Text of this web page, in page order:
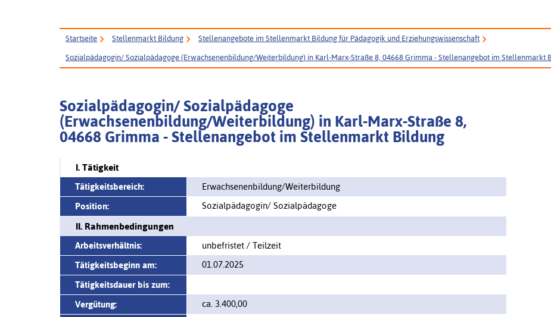
Startseite Stellenmarkt Bildung Stellenangebote im Stellenmarkt Bildung für Pädagogik und Erziehungswissenschaft
Sozialpädagogin/ Sozialpädagoge (Erwachsenenbildung/Weiterbildung) in Karl-Marx-Straße 8, 04668 Grimma - Stellenangebot im Stellenmarkt
Sozialpädagogin/ Sozialpädagoge
(Erwachsenenbildung/Weiterbildung) in Karl-Marx-Straße 8,
04668 Grimma - Stellenangebot im Stellenmarkt Bildung
I. Tätigkeit
Tätigkeitsbereich:
Erwachsenenbildung/Weiterbildung
Position:
Sozialpädagogin/ Sozialpädagoge
II. Rahmenbedingungen
Arbeitsverhältnis:
unbefristet / Teilzeit
Tätigkeitsbeginn am:
01.07.2025
Tätigkeitsdauer bis zum:
Vergütung:
ca. 3.400,00